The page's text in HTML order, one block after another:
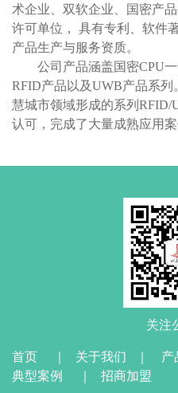
术企业、双软企业、国密产
许可单位， 具有专利、软件
产品生产与服务资质。
公司产品涵盖国密CPU
RFID产品以及UWB产品系
慧城市领域形成的系列RFID/
认可，完成了大量成熟应用案
关注
首页 关于我们 产
典型案例
招商加盟